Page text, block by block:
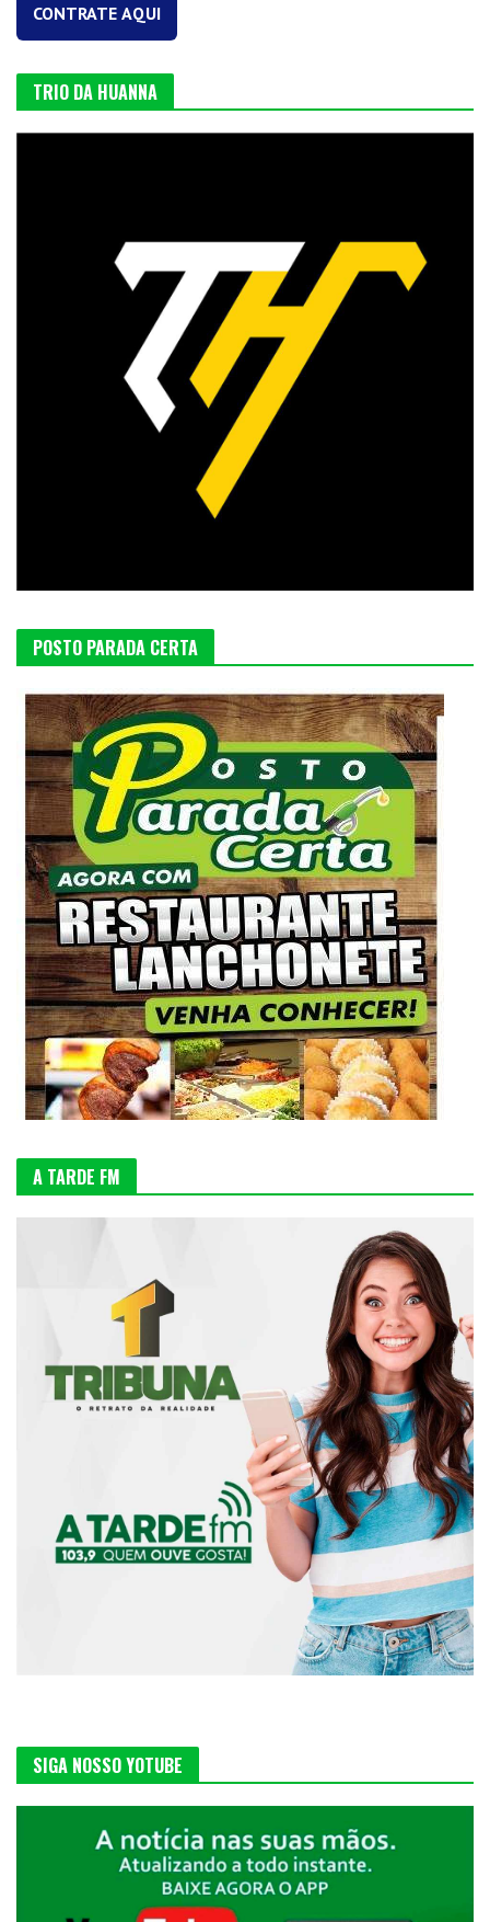
CONTRATE AQUI
TRIO DA HUANNA
POSTO PARADA CERTA
A TARDE FM
SIGA NOSSO YOTUBE